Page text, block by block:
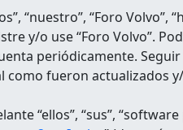
“nuestro”, “Foro
y/o use “Foro Volvo”.
periódicamente.
como fueron actualizados
“ellos”, “sus”, “software